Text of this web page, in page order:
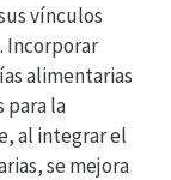
vínculos
Incorporar
alimentarias
para la
al integrar el
se mejora